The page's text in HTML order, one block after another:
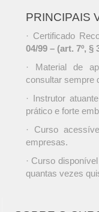
PRINCIPAIS
· Certificado
04/99 – (art. 7º, §
· Material de
consultar sempre
· Instrutor
prático e forte
· Curso
empresas.
· Curso
quantas vezes